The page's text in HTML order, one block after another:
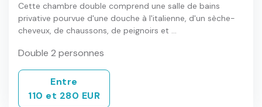
Cette chambre double comprend une salle de bains
privative pourvue d'une douche à l'italienne, d'un sèche-
cheveux, de chaussons, de peignoirs et ...
Double 2 personnes
Entre
110 et 280 EUR